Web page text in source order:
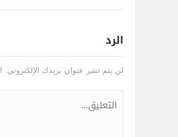
الرد
لن يتم نشر عنوان بريدك الإلكتروني.